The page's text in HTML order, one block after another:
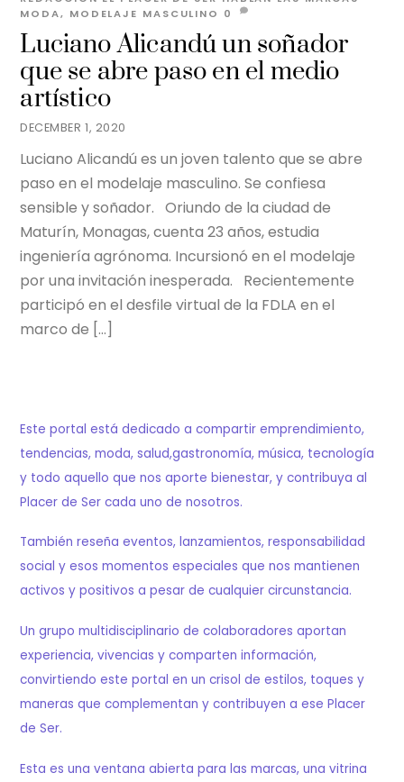
DECEMBER 1, 2020
Luciano Alicandú un soñador
que se abre paso en el medio
artístico
MODA, MODELAJE MASCULINO 0
Luciano Alicandú es un joven talento que se abre
paso en el modelaje masculino. Se confiesa
sensible y soñador. Oriundo de la ciudad de
Maturín, Monagas, cuenta 23 años, estudia
ingeniería agrónoma. Incursionó en el modelaje
por una invitación inesperada. Recientemente
participó en el desfile virtual de la FDLA en el
marco de […]
Este portal está dedicado a compartir emprendimiento,
tendencias, moda, salud,gastronomía, música, tecnología
y todo aquello que nos aporte bienestar, y contribuya al
Placer de Ser cada uno de nosotros.
También reseña eventos, lanzamientos, responsabilidad
social y esos momentos especiales que nos mantienen
activos y positivos a pesar de cualquier circunstancia.
Un grupo multidisciplinario de colaboradores aportan
experiencia, vivencias y comparten información,
convirtiendo este portal en un crisol de estilos, toques y
maneras que complementan y contribuyen a ese Placer
de Ser.
Esta es una ventana abierta para las marcas, una vitrina